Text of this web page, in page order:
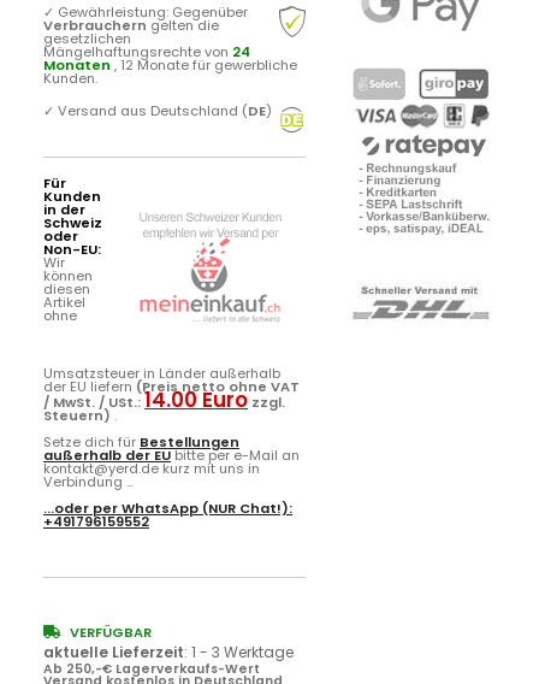
✓ Gewährleistung: Gegenüber
Verbrauchern gelten die
gesetzlichen
Mängelhaftungsrechte von 24
Monaten , 12 Monate für gewerbliche
Kunden.
✓ Versand aus Deutschland (DE)
Für
Kunden
in der
Schweiz
oder
Non-EU:
Wir
können
diesen
Artikel
ohne
Umsatzsteuer in Länder außerhalb
der EU liefern (Preis netto ohne VAT
/ MwSt. / USt.:14.00 Euro zzgl.
Steuern) .
Setze dich für Bestellungen
außerhalb der EUbitte per e-Mail an
kontakt@yerd.de kurz mit uns in
Verbindung ...
...oder perWhatsApp (NUR Chat!):
+491796159552
VERFÜGBAR
aktuelle Lieferzeit: 1 - 3 Werktage
Ab 250,-€ Lagerverkaufs-Wert